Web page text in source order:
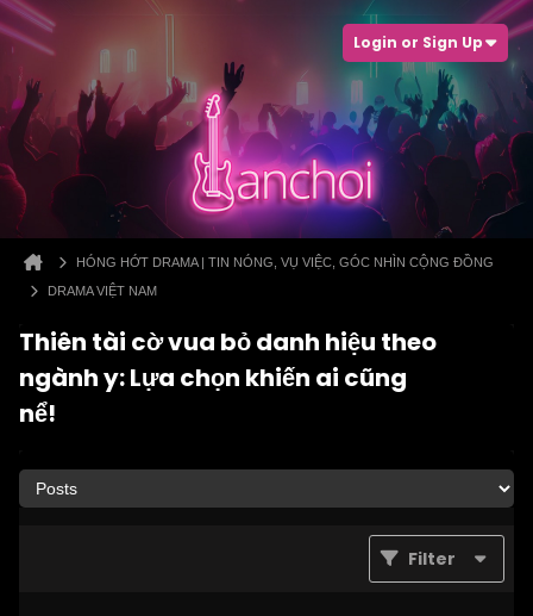
Login or Sign Up
HÓNG HỚT DRAMA | TIN NÓNG, VỤ VIỆC, GÓC NHÌN CỘNG ĐỒNG
DRAMA VIỆT NAM
Thiên tài cờ vua bỏ danh hiệu theo
ngành y: Lựa chọn khiến ai cũng
nể!
Filter